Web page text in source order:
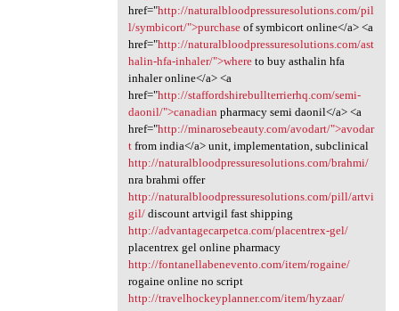
href="http://naturalbloodpressuresolutions.com/pil
l/symbicort/">purchaseof symbicort online</a> <a
href="http://naturalbloodpressuresolutions.com/ast
halin-hfa-inhaler/">whereto buy asthalin hfa
inhaler online</a> <a
href="http://staffordshirebullterrierhq.com/semi-
daonil/">canadian pharmacy semi daonil</a> <a
href="http://minarosebeauty.com/avodart/">avodar
tfrom india</a> unit, implementation, subclinical
http://naturalbloodpressuresolutions.com/brahmi/
nra brahmi offer
http://naturalbloodpressuresolutions.com/pill/artvi
gil/discount artvigil fast shipping
http://advantagecarpetca.com/placentrex-gel/
placentrex gel online pharmacy
http://fontanellabenevento.com/item/rogaine/
rogaine online no script
http://travelhockeyplanner.com/item/hyzaar/